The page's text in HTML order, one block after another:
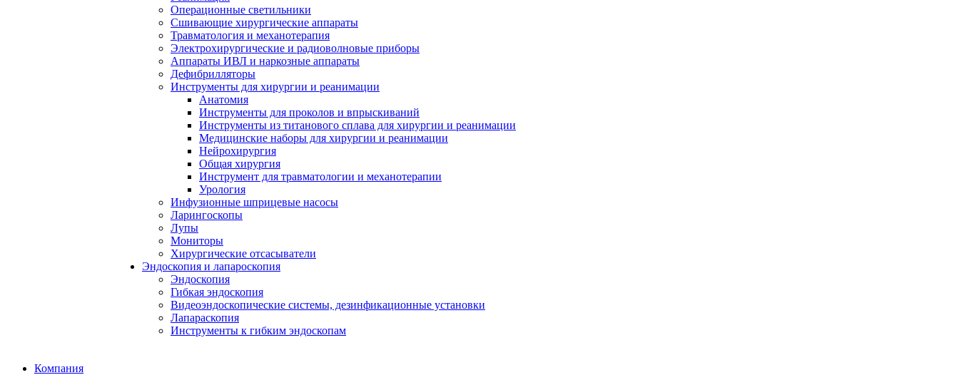
Операционные светильники
Сшивающие хирургические аппараты
Травматология и механотерапия
Электрохирургические и радиоволновые приборы
Аппараты ИВЛ и наркозные аппараты
Дефибрилляторы
Инструменты для хирургии и реанимации
Анатомия
Инструменты для проколов и впрыскиваний
Инструменты из титанового сплава для хирургии и реанимации
Медицинские наборы для хирургии и реанимации
Нейрохирургия
Общая хирургия
Инструмент для травматологии и механотерапии
Урология
Инфузионные шприцевые насосы
Ларингоскопы
Лупы
Мониторы
Хирургические отсасыватели
Эндоскопия и лапароскопия
Эндоскопия
Гибкая эндоскопия
Видеоэндоскопические системы, дезинфикационные установки
Лапараскопия
Инструменты к гибким эндоскопам
Компания